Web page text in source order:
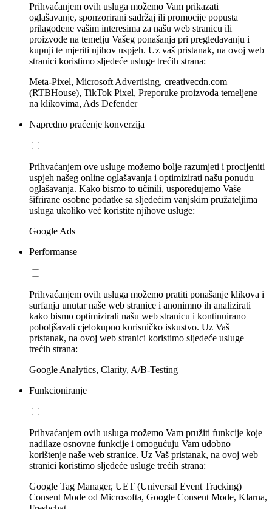
Prihvaćanjem ovih usluga možemo Vam prikazati
oglašavanje, sponzorirani sadržaj ili promocije popusta
prilagođene vašim interesima za našu web stranicu ili
proizvode na temelju Vašeg ponašanja pri pregledavanju i
kupnji te mjeriti njihov uspjeh. Uz vaš pristanak, na ovoj web
stranici koristimo sljedeće usluge trećih strana:
Meta-Pixel, Microsoft Advertising, creativecdn.com
(RTBHouse), TikTok Pixel, Preporuke proizvoda temeljene
na klikovima, Ads Defender
Napredno praćenje konverzija
Prihvaćanjem ove usluge možemo bolje razumjeti i procijeniti
uspjeh našeg online oglašavanja i optimizirati našu ponudu
oglašavanja. Kako bismo to učinili, uspoređujemo Vaše
šifrirane osobne podatke sa sljedećim vanjskim pružateljima
usluga ukoliko već koristite njihove usluge:
Google Ads
Performanse
Prihvaćanjem ovih usluga možemo pratiti ponašanje klikova i
surfanja unutar naše web stranice i anonimno ih analizirati
kako bismo optimizirali našu web stranicu i kontinuirano
poboljšavali cjelokupno korisničko iskustvo. Uz Vaš
pristanak, na ovoj web stranici koristimo sljedeće usluge
trećih strana:
Google Analytics, Clarity, A/B-Testing
Funkcioniranje
Prihvaćanjem ovih usluga možemo Vam pružiti funkcije koje
nadilaze osnovne funkcije i omogućuju Vam udobno
korištenje naše web stranice. Uz Vaš pristanak, na ovoj web
stranici koristimo sljedeće usluge trećih strana:
Google Tag Manager, UET (Universal Event Tracking)
Consent Mode od Microsofta, Google Consent Mode, Klarna,